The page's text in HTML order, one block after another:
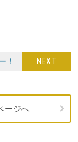
NEXT
！
ージへ